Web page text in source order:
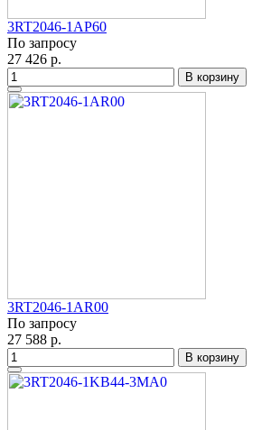
3RT2046-1AP60
По запросу
27 426 р.
В корзину
3RT2046-1AR00
По запросу
27 588 р.
В корзину